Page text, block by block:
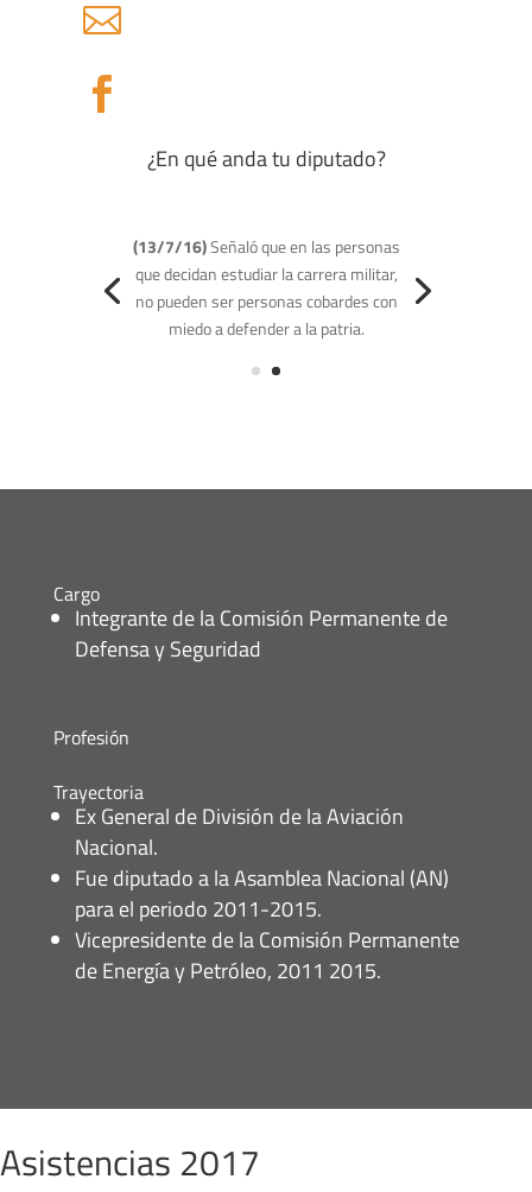


¿En qué anda tu diputado?
Cargo
Integrante de la Comisión Permanente de
Defensa y Seguridad
Profesión
Trayectoria
Ex General de División de la Aviación
Nacional.
Fue diputado a la Asamblea Nacional (AN)
para el periodo 2011-2015.
Vicepresidente de la Comisión Permanente
de Energía y Petróleo, 2011 2015.
Asistencias 2017